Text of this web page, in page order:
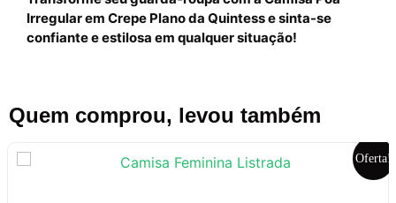
Irregular em Crepe Plano da Quintess e sinta-se
confiante e estilosa em qualquer situação!
Quem comprou, levou também
Oferta!